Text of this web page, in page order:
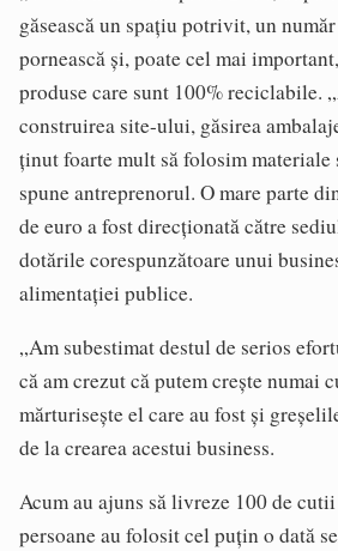
găsească un spațiu potrivit, un
pornească și, poate cel mai
produse care sunt 100% reciclabile.
construirea site-ului, găsirea
ținut foarte mult să folosim materiale
spune antreprenorul. O mare parte
de euro a fost direcționată către
dotările corespunzătoare unui
alimentației publice.
„Am subestimat destul de serios
că am crezut că putem crește numai
mărturisește el care au fost și
de la crearea acestui business.
Acum au ajuns să livreze 100 de
persoane au folosit cel puțin o dată